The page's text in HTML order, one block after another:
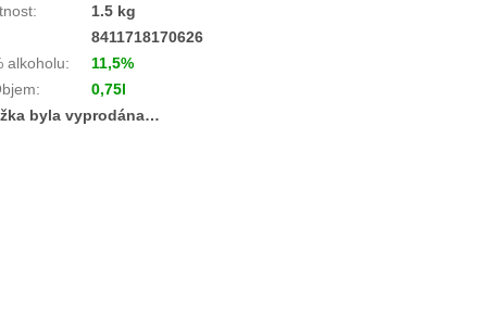
:
1.5 kg
8411718170626
alkoholu:
11,5%
:
0,75l
byla vyprodána…